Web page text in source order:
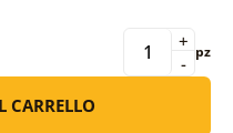
-
+ pz
CARRELLO